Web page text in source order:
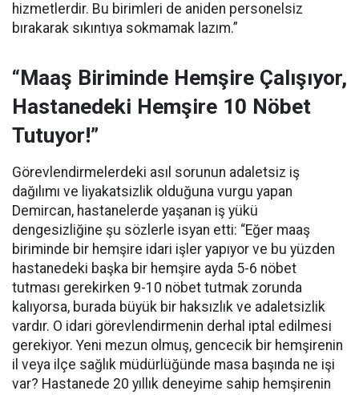
hizmetlerdir. Bu birimleri de aniden personelsiz
bırakarak sıkıntıya sokmamak lazım.”
“Maaş Biriminde Hemşire Çalışıyor,
Hastanedeki Hemşire 10 Nöbet
Tutuyor!”
Görevlendirmelerdeki asıl sorunun adaletsiz iş
dağılımı ve liyakatsizlik olduğuna vurgu yapan
Demircan, hastanelerde yaşanan iş yükü
dengesizliğine şu sözlerle isyan etti: “Eğer maaş
biriminde bir hemşire idari işler yapıyor ve bu yüzden
hastanedeki başka bir hemşire ayda 5-6 nöbet
tutması gerekirken 9-10 nöbet tutmak zorunda
kalıyorsa, burada büyük bir haksızlık ve adaletsizlik
vardır. O idari görevlendirmenin derhal iptal edilmesi
gerekiyor. Yeni mezun olmuş, gencecik bir hemşirenin
il veya ilçe sağlık müdürlüğünde masa başında ne işi
var? Hastanede 20 yıllık deneyime sahip hemşirenin